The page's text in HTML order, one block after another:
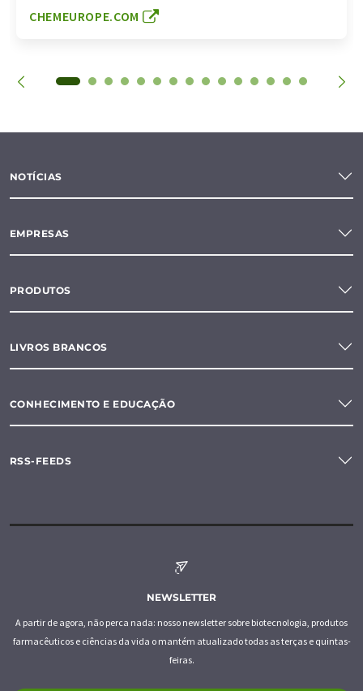
CHEMEUROPE.COM
NOTÍCIAS
EMPRESAS
PRODUTOS
LIVROS BRANCOS
CONHECIMENTO E EDUCAÇÃO
RSS-FEEDS
NEWSLETTER
A partir de agora, não perca nada: nosso newsletter sobre biotecnologia, produtos
farmacêuticos e ciências da vida o mantém atualizado todas as terças e quintas-
feiras.